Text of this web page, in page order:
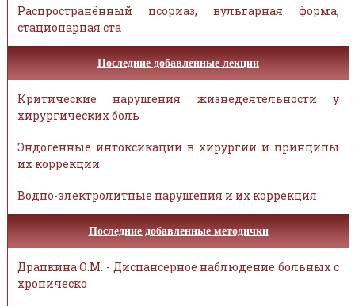
Распространённый псориаз, вульгарная форма,
стационарная ста
Последние добавленные лекции
Критические нарушения жизнедеятельности у
хирургических боль
Эндогенные интоксикации в хирургии и принципы
их коррекции
Водно-электролитные нарушения и их коррекция
Последние добавленные методички
Драпкина О.М. - Диспансерное наблюдение больных с
хроническо